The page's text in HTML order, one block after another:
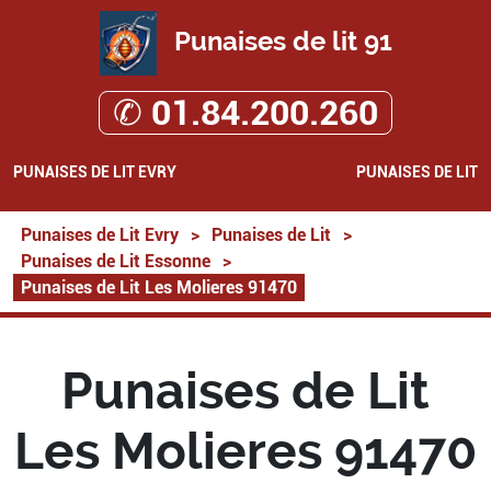
Punaises de lit 91
✆ 01.84.200.260
PUNAISES DE LIT EVRY PUNAISES DE LIT
Punaises de Lit Evry > Punaises de Lit
>
Punaises de Lit Essonne
>
Punaises de Lit Les Molieres 91470
Punaises de Lit
Les Molieres 91470